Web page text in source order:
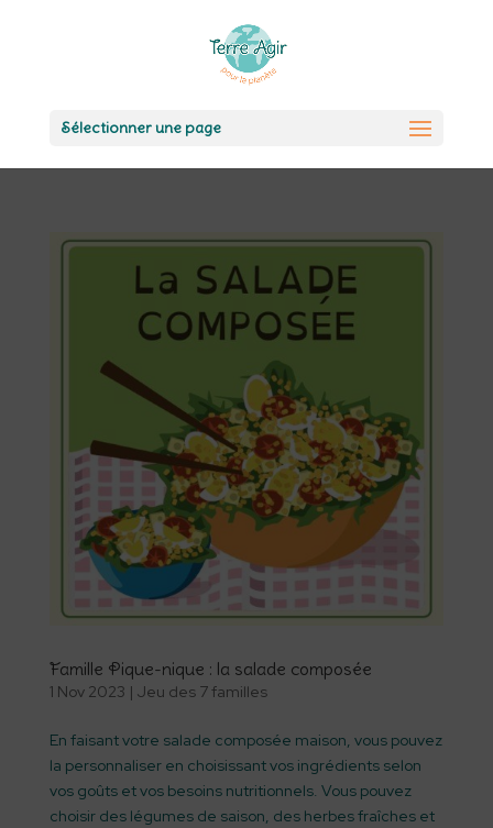
Sélectionner une page
Famille Pique-nique : la salade composée
1 Nov 2023 | Jeu des 7 familles
En faisant votre salade composée maison, vous pouvez
la personnaliser en choisissant vos ingrédients selon
vos goûts et vos besoins nutritionnels. Vous pouvez
choisir des légumes de saison, des herbes fraîches et